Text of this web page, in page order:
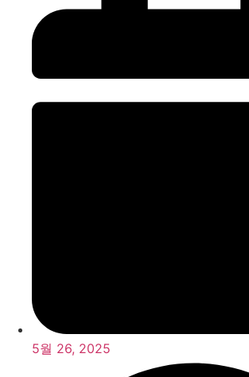
5월 26, 2025